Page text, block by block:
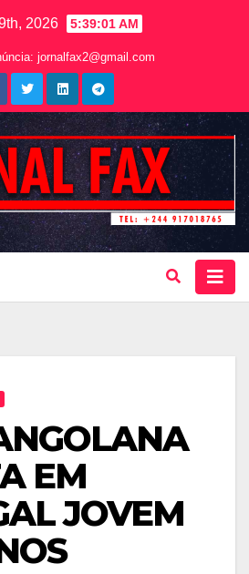
2026 5:39:02 AM
jornalfax2@gmail.com
EM
JOVEM